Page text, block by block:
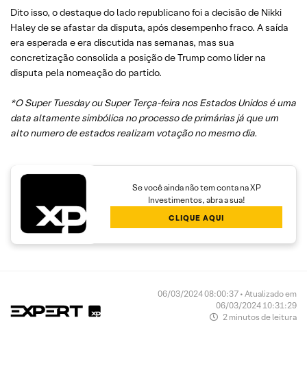
Dito isso, o destaque do lado republicano foi a decisão de Nikki
Haley de se afastar da disputa, após desempenho fraco. A saída
era esperada e era discutida nas semanas, mas sua
concretização consolida a posição de Trump como líder na
disputa pela nomeação do partido.
*O Super Tuesday ou Super Terça-feira nos Estados Unidos é uma
data altamente simbólica no processo de primárias já que um
alto numero de estados realizam votação no mesmo dia.
Se você ainda não tem conta na XP
Investimentos, abra a sua!
CLIQUE AQUI
06/03/2024 08:00:37 • Atualizado em
06/03/2024 10:31:29
2 minutos de leitura